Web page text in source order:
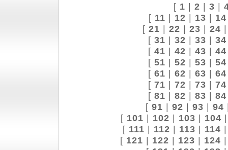
[ 1 | 2 | 3 |
[ 11 | 12 | 13 | 14
[ 21 | 22 | 23 | 24
[ 31 | 32 | 33 | 34
[ 41 | 42 | 43 | 44
[ 51 | 52 | 53 | 54
[ 61 | 62 | 63 | 64
[ 71 | 72 | 73 | 74
[ 81 | 82 | 83 | 84
[ 91 | 92 | 93 | 94
[ 101 | 102 | 103 | 104
[ 111 | 112 | 113 | 114
[ 121 | 122 | 123 | 124